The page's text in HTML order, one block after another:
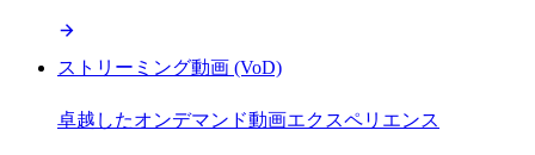
ストリーミング動画 (VoD)
卓越したオンデマンド動画エクスペリエンス